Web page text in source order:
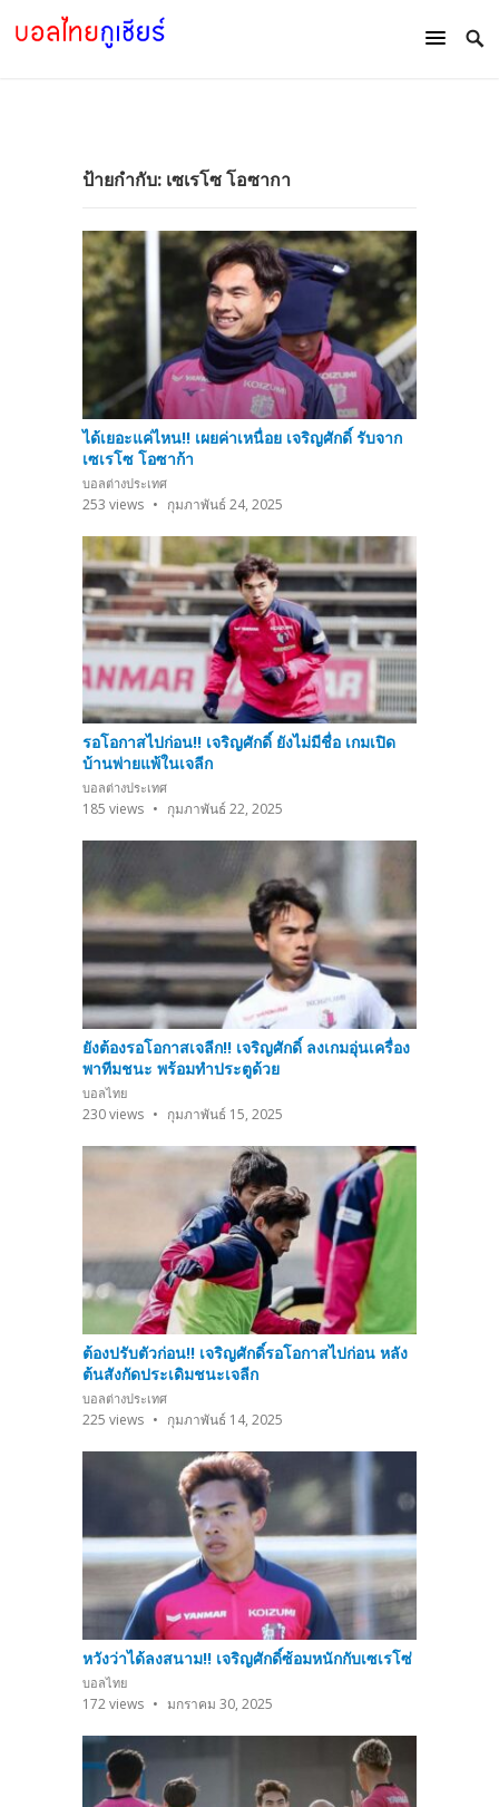
ป้ายกำกับ: เซเรโซ โอซากา
ได้เยอะแค่ไหน!! เผยค่าเหนื่อย เจริญศักดิ์ รับจาก
เซเรโซ โอซาก้า
บอลต่างประเทศ
253 views กุมภาพันธ์ 24, 2025
รอโอกาสไปก่อน!! เจริญศักดิ์ ยังไม่มีชื่อ เกมเปิด
บ้านพ่ายแพ้ในเจลีก
บอลต่างประเทศ
185 views กุมภาพันธ์ 22, 2025
ยังต้องรอโอกาสเจลีก!! เจริญศักดิ์ ลงเกมอุ่นเครื่อง
พาทีมชนะ พร้อมทำประตูด้วย
บอลไทย
230views กุมภาพันธ์ 15, 2025
ต้องปรับตัวก่อน!! เจริญศักดิ์รอโอกาสไปก่อน หลัง
ต้นสังกัดประเดิมชนะเจลีก
บอลต่างประเทศ
225 views กุมภาพันธ์ 14, 2025
หวังว่าได้ลงสนาม!! เจริญศักดิ์ซ้อมหนักกับเซเรโซ่
บอลไทย
172views มกราคม 30, 2025